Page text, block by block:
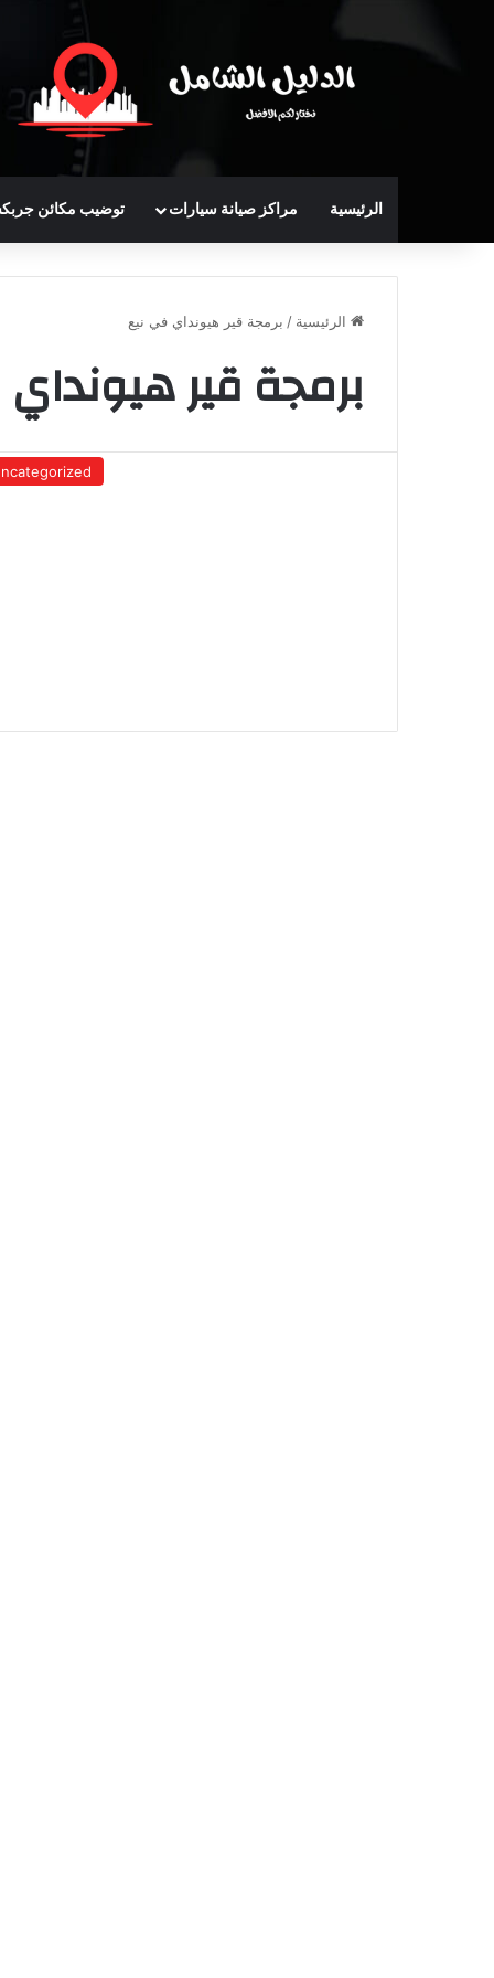
الرئيسية مراكز صيانة سيارات توضيب مكائن
الرئيسية / برمجة قير هيونداي في نيع
برمجة قير